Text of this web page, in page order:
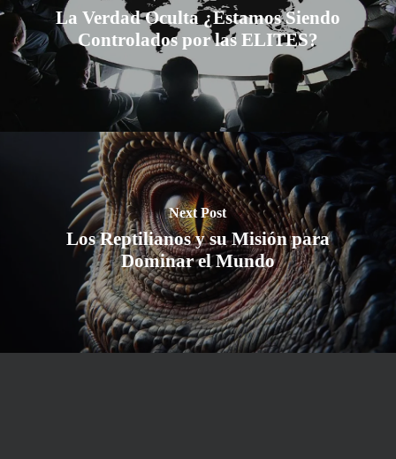
La Verdad Oculta ¿Estamos Siendo
Controlados por las ELITES?
Next Post
Los Reptilianos y su Misión para
Dominar el Mundo